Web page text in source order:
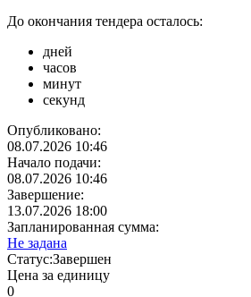
До окончания тендера осталось:
дней
часов
минут
секунд
Опубликовано:
08.07.2026 10:46
Начало подачи:
08.07.2026 10:46
Завершение:
13.07.2026 18:00
Запланированная сумма:
Не задана
Статус:Завершен
Цена за единицу
0